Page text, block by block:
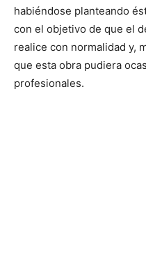
habiéndose planteando
con el objetivo de que el
realice con normalidad y,
que esta obra pudiera
profesionales.